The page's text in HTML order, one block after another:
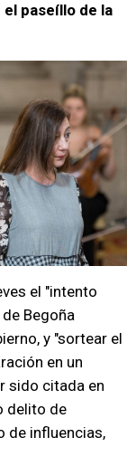
paseíllo de la
el "intento
Begoña
y "sortear el
en un
sido citada en
delito de
de influencias,